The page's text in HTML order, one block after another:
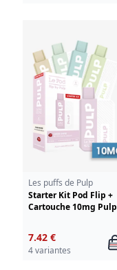
Les puffs de Pulp
Starter Kit Pod Flip +
Cartouche 10mg Pulp
7.42 €
4 variantes